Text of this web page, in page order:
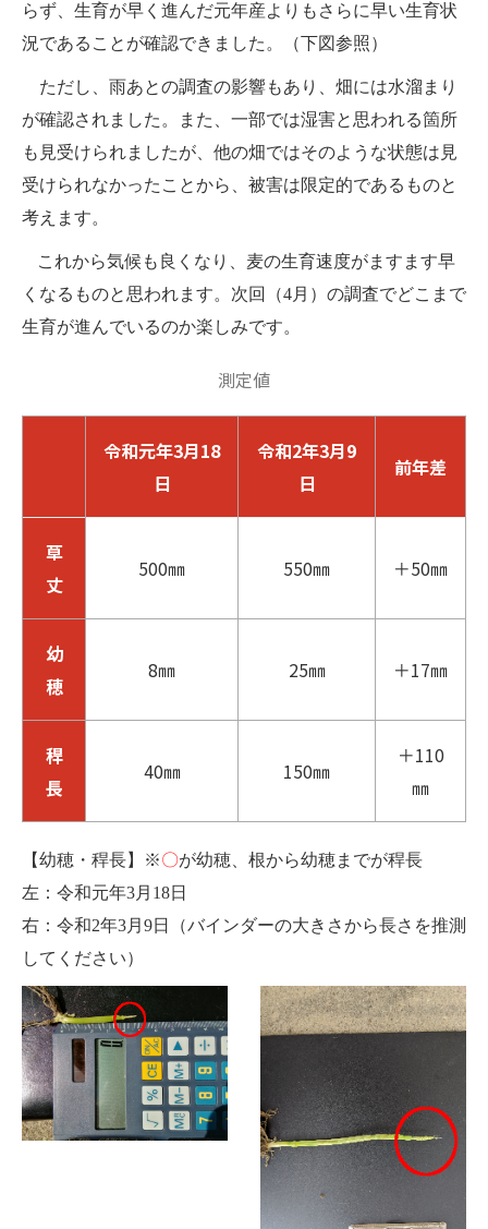
らず、生育が早く進んだ元年産よりもさらに早い生育状
況であることが確認できました。（下図参照）
ただし、雨あとの調査の影響もあり、畑には水溜まり
が確認されました。また、一部では湿害と思われる箇所
も見受けられましたが、他の畑ではそのような状態は見
受けられなかったことから、被害は限定的であるものと
考えます。
これから気候も良くなり、麦の生育速度がますます早
くなるものと思われます。次回（4月）の調査でどこまで
生育が進んでいるのか楽しみです。
測定値
令和元年3月18
日
令和2年3月9
日
前年差
草
丈
500㎜ 550㎜ ＋50㎜
幼
穂
8㎜ 25㎜ ＋17㎜
稈
長
40㎜ 150㎜
＋110
㎜
【幼穂・稈長】※〇が幼穂、根から幼穂までが稈長
左：令和元年3月 18日
右：令和2年3月 9日（バインダーの大きさから長さを推測
してください）